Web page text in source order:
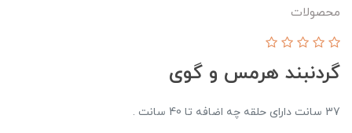
محصولات
گردنبند هرمس و گوی
37 سانت دارای حلقه چه اضافه تا 40 سانت .